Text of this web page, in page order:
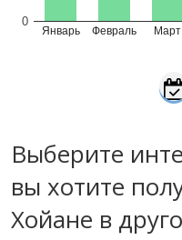
Январь Февраль Март
0
Выберите
вы хотите
Хойане в